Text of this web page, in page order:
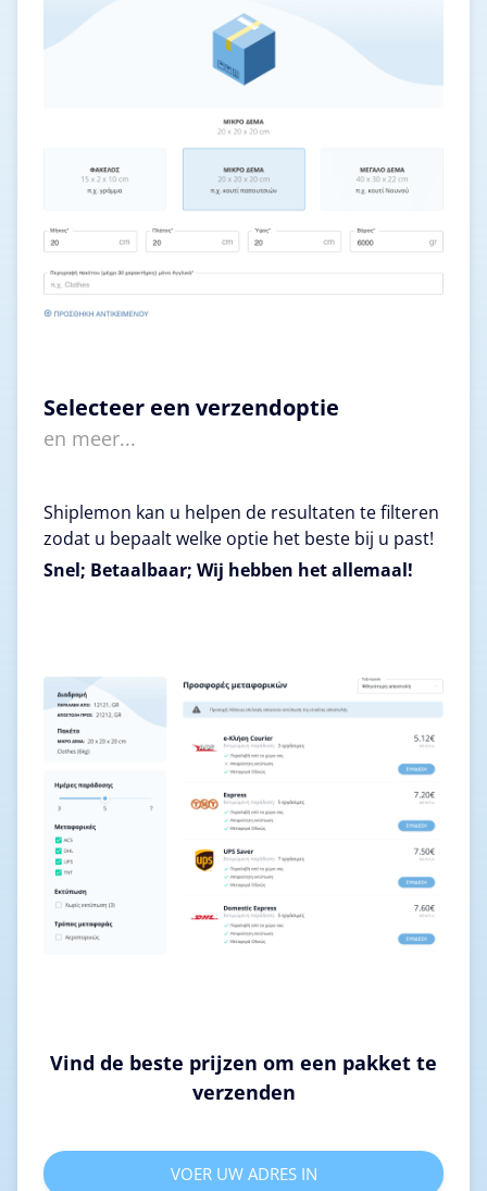
Selecteer een verzendoptie
en meer...
Shiplemon kan u helpen de resultaten te filteren
zodat u bepaalt welke optie het beste bij u past!
Snel; Betaalbaar; Wij hebben het allemaal!
Vind de beste prijzen om een pakket te
verzenden
VOER UW ADRES IN